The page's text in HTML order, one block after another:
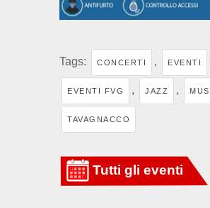
Tags: CONCERTI , EVENTI
EVENTI FVG , JAZZ ,
TAVAGNACCO